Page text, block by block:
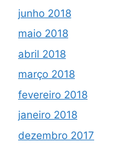
junho 2018
maio 2018
abril 2018
março 2018
fevereiro 2018
janeiro 2018
dezembro 2017